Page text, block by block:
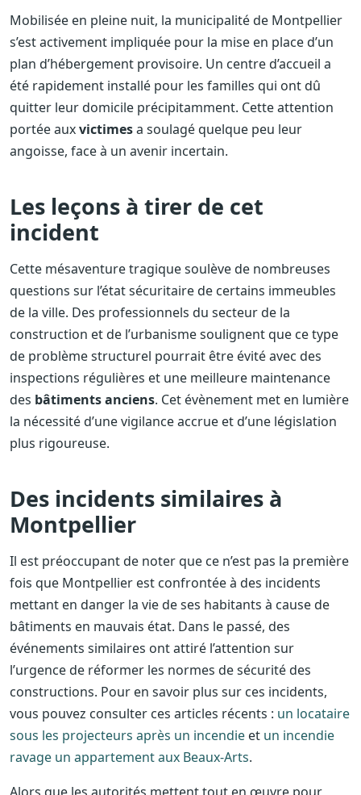
Mobilisée en pleine nuit, la municipalité de Montpellier
s’est activement impliquée pour la mise en place d’un
plan d’hébergement provisoire. Un centre d’accueil a
été rapidement installé pour les familles qui ont dû
quitter leur domicile précipitamment. Cette attention
portée auxvictimesa soulagé quelque peu leur
angoisse, face à un avenir incertain.
Les leçons à tirer de cet
incident
Cette mésaventure tragique soulève de nombreuses
questions sur l’état sécuritaire de certains immeubles
de la ville. Des professionnels du secteur de la
construction et de l’urbanisme soulignent que ce type
de problème structurel pourrait être évité avec des
inspections régulières et une meilleure maintenance
des bâtiments anciens. Cet évènement met en lumière
la nécessité d’une vigilance accrue et d’une législation
plus rigoureuse.
Des incidents similaires à
Montpellier
Il est préoccupant de noter que ce n’est pas la première
fois que Montpellier est confrontée à des incidents
mettant en danger la vie de ses habitants à cause de
bâtiments en mauvais état. Dans le passé, des
événements similaires ont attiré l’attention sur
l’urgence de réformer les normes de sécurité des
constructions. Pour en savoir plus sur ces incidents,
vous pouvez consulter ces articles récents : un locataire
sous les projecteurs après un incendie et un incendie
ravage un appartement aux Beaux-Arts.